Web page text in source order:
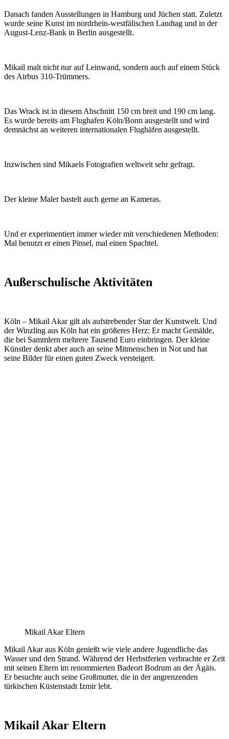
Danach fanden Ausstellungen in Hamburg und Jüchen statt. Zuletzt
wurde seine Kunst im nordrhein-westfälischen Landtag und in der
August-Lenz-Bank in Berlin ausgestellt.
Mikail malt nicht nur auf Leinwand, sondern auch auf einem Stück
des Airbus 310-Trümmers.
Das Wrack ist in diesem Abschnitt 150 cm breit und 190 cm lang.
Es wurde bereits am Flughafen Köln/Bonn ausgestellt und wird
demnächst an weiteren internationalen Flughäfen ausgestellt.
Inzwischen sind Mikaels Fotografien weltweit sehr gefragt.
Der kleine Maler bastelt auch gerne an Kameras.
Und er experimentiert immer wieder mit verschiedenen Methoden:
Mal benutzt er einen Pinsel, mal einen Spachtel.
Außerschulische Aktivitäten
Köln – Mikail Akar gilt als aufstrebender Star der Kunstwelt. Und
der Winzling aus Köln hat ein größeres Herz: Er macht Gemälde,
die bei Sammlern mehrere Tausend Euro einbringen. Der kleine
Künstler denkt aber auch an seine Mitmenschen in Not und hat
seine Bilder für einen guten Zweck versteigert.
Mikail Akar Eltern
Mikail Akar aus Köln genießt wie viele andere Jugendliche das
Wasser und den Strand. Während der Herbstferien verbrachte er Zeit
mit seinen Eltern im renommierten Badeort Bodrum an der Ägäis.
Er besuchte auch seine Großmutter, die in der angrenzenden
türkischen Küstenstadt Izmir lebt.
Mikail Akar Eltern